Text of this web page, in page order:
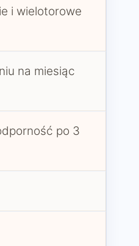
i wielotorowe
na miesiąc
po 3